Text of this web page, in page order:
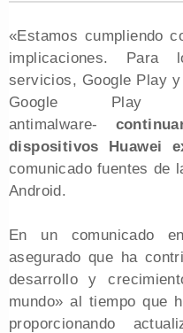
«Estamos cumpliendo
implicaciones. Para
servicios, Google Play
Google Play
antimalware-
dispositivos Huawei
comunicado fuentes de
Android.
En un comunicado
asegurado que ha
desarrollo y
mundo» al tiempo que
proporcionando